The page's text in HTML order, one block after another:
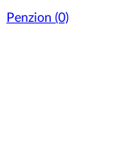
Penzion (0)